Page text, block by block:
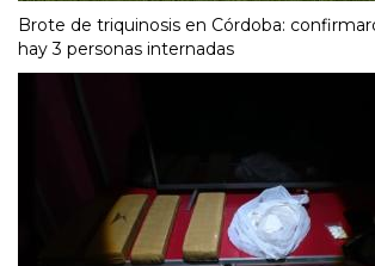
Brote de triquinosis en Córdoba:
hay 3 personas internadas